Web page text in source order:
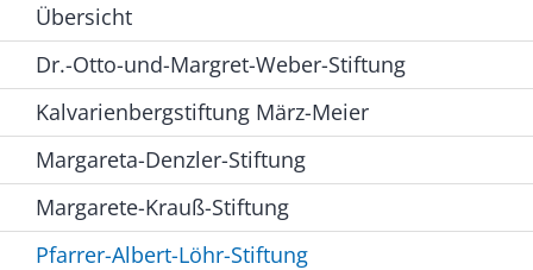
Übersicht
Dr.-Otto-und-Margret-Weber-Stiftung
Kalvarienbergstiftung März-Meier
Margareta-Denzler-Stiftung
Margarete-Krauß-Stiftung
Pfarrer-Albert-Löhr-Stiftung